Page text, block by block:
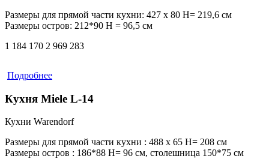
Размеры для прямой части кухни: 427 х 80 H= 219,6 см
Размеры остров: 212*90 Н = 96,5 см
1 184 170 2 969 283
Подробнее
Кухня Miele L-14
Кухни Warendorf
Размеры для прямой части кухни : 488 х 65 H= 208 см
Размеры остров : 186*88 Н= 96 см, столешница 150*75 см